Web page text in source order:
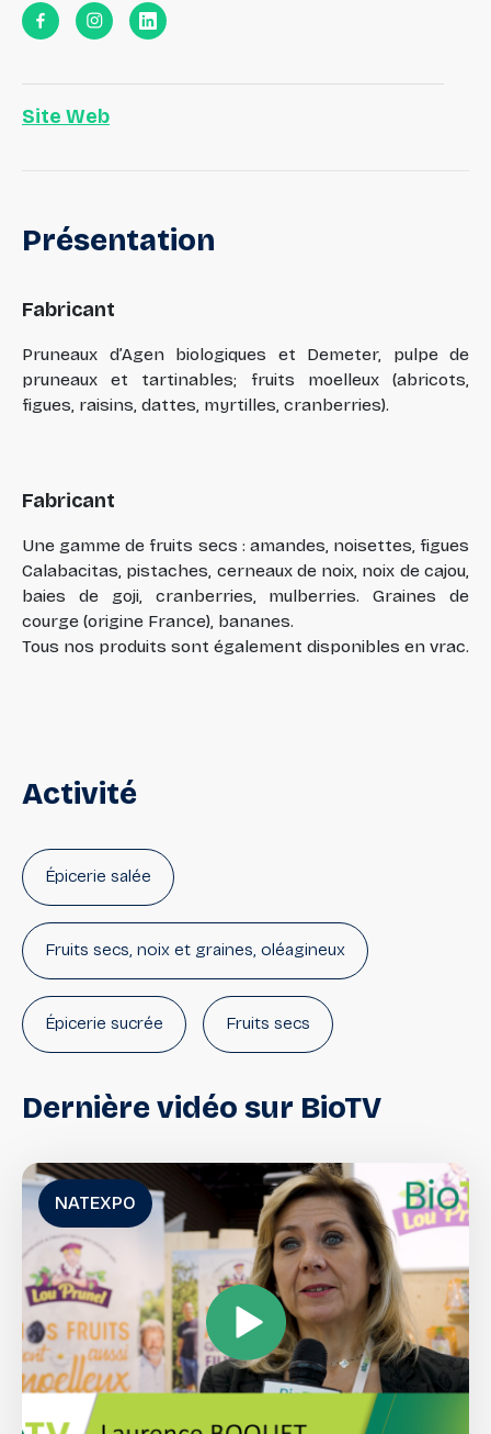
Site Web
Présentation
Fabricant
Pruneaux d’Agen biologiques et Demeter, pulpe de
pruneaux et tartinables; fruits moelleux (abricots,
figues, raisins, dattes, myrtilles, cranberries).
Fabricant
Une gamme de fruits secs : amandes, noisettes, figues
Calabacitas, pistaches, cerneaux de noix, noix de cajou,
baies de goji, cranberries, mulberries. Graines de
courge (origine France), bananes.
Tous nos produits sont également disponibles en vrac.
Activité
Épicerie salée
Fruits secs, noix et graines, oléagineux
Épicerie sucrée Fruits secs
Purées de fruits secs Frais
Fruits et légumes frais Superfood
Superfruits
Dernièrevidéo sur BioTV
NATEXPO